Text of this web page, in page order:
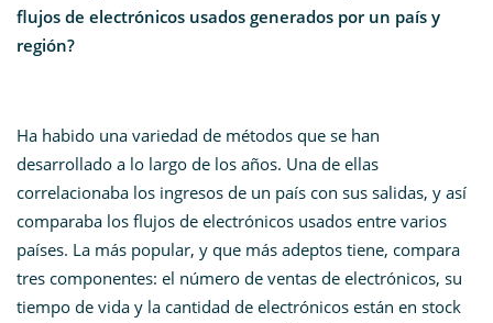
flujos de electrónicos usados generados por un país y
región?
Ha habido una variedad de métodos que se han
desarrollado a lo largo de los años. Una de ellas
correlacionaba los ingresos de un país con sus salidas, y así
comparaba los flujos de electrónicos usados entre varios
países. La más popular, y que más adeptos tiene, compara
tres componentes: el número de ventas de electrónicos, su
tiempo de vida y la cantidad de electrónicos están en stock